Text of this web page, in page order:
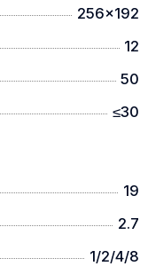
далекомір.
+/- 1 метр.
L)
стрільби.
256x192
12
50
≤30
19
2.7
1/2/4/8